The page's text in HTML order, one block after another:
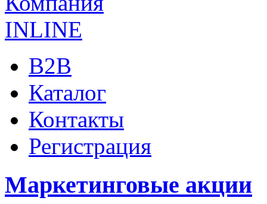
B2B
Каталог
Контакты
Регистрация
Маркетинговые акции